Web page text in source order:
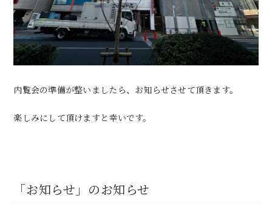
内覧会の準備が整いましたら、お知らせさせて頂きます。
楽しみにして頂けますと幸いです。
「お知らせ」のお知らせ